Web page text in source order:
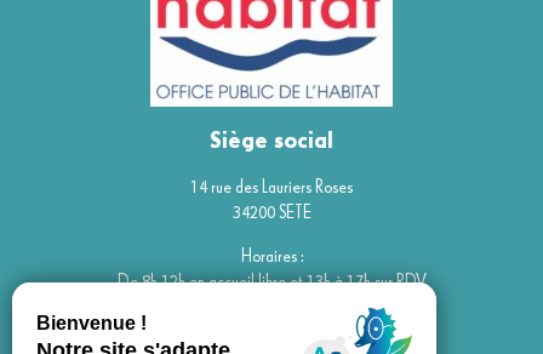
Siège social
14 rue des Lauriers Roses
34200 SETE
Horaires :
De 8h-12h en accueil libre et 13h à 17h sur RDV